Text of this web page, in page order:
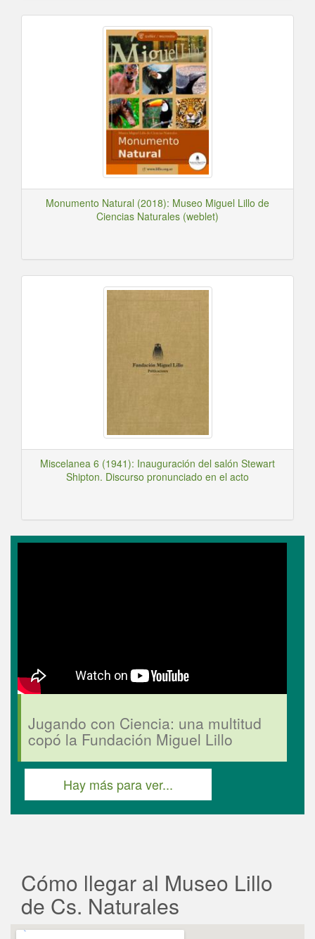
Monumento Natural (2018): Museo Miguel Lillo de
Ciencias Naturales (weblet)
Miscelanea 6 (1941): Inauguración del salón Stewart
Shipton. Discurso pronunciado en el acto
Jugando con Ciencia: una multitud
copó la Fundación Miguel Lillo
Hay más para ver...
Cómo llegar al Museo Lillo
de Cs. Naturales